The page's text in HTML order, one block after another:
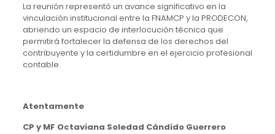
La reunión representó un avance significativo en la
vinculación institucional entre la FNAMCP y la PRODECON,
abriendo un espacio de interlocución técnica que
permitirá fortalecer la defensa de los derechos del
contribuyente y la certidumbre en el ejercicio profesional
contable.
Atentamente
CP y MF Octaviana Soledad Cándido Guerrero